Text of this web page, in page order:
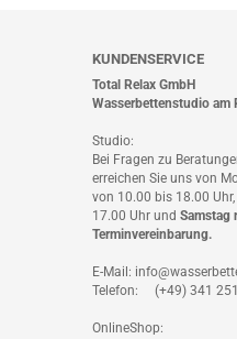
KUNDENSERVICE
Total Relax GmbH
Wasserbettenstudio am
Studio:
Bei Fragen zu
erreichen Sie uns von
von 10.00 bis 18.00
17.00 Uhr und Samstag
Terminvereinbarung.
E-Mail:
Telefon: (+49) 341
OnlineShop: